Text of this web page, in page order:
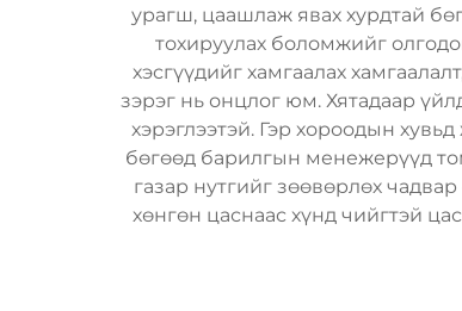
урагш, цаашлаж явах хурдтай
тохируулах боломжийг
хэсгүүдийг хамгаалах
зэрэг нь онцлог юм. Хятадаар
хэрэглээтэй. Гэр хороодын
бөгөөд барилгын менежерүүд
газар нутгийг зөөвөрлөх
хөнгөн цаснаас хүнд чийгтэй